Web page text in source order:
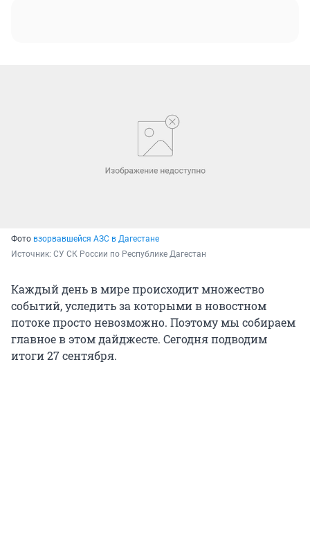
Фото взорвавшейся АЗС в Дагестане
Источник: СУ СК России по Республике Дагестан
Каждый день в мире происходит множество
событий, уследить за которыми в новостном
потоке просто невозможно. Поэтому мы собираем
главное в этом дайджесте. Сегодня подводим
итоги 27 сентября.